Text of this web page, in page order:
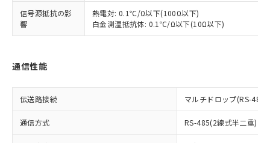
信号源抵抗の影
響
熱電対: 0.1℃/Ω以下(100Ω以下)
白金測温抵抗体: 0.1℃/Ω以下(10Ω以下)
通信性能
伝送路接続 マルチドロップ(RS-485)
通信方式 RS-485(2線式半二重)
荷製品に未対応品が混在することから備考
欄に対応日を記載しておりました。